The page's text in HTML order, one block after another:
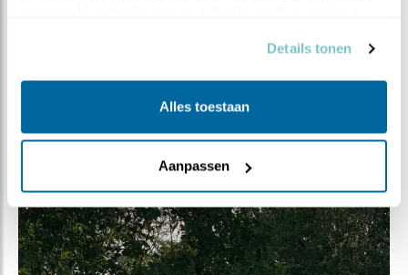
Details tonen
Alles toestaan
Aanpassen